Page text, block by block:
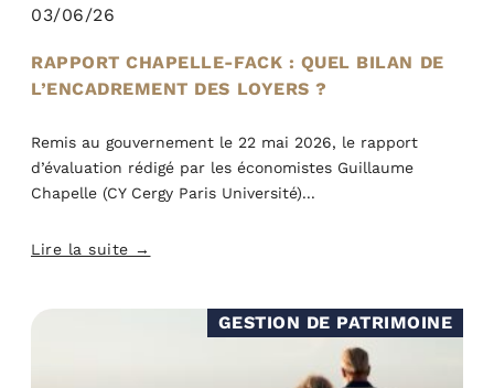
RAPPORT CHAPELLE-FACK : QUEL BILAN DE
L’ENCADREMENT DES LOYERS ?
Remis au gouvernement le 22 mai 2026, le rapport
d’évaluation rédigé par les économistes Guillaume
Chapelle (CY Cergy Paris Université)
Lire la suite →
03/06/26
GESTION DE PATRIMOINE